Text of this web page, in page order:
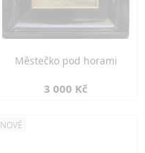
Městečko pod horami
3 000 Kč
NOVÉ